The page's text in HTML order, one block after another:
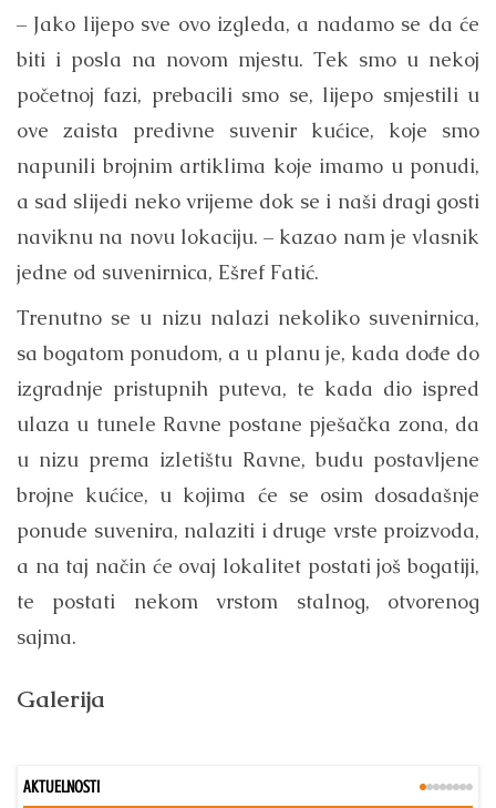
– Jako lijepo sve ovo izgleda, a nadamo se da će
biti i posla na novom mjestu. Tek smo u nekoj
početnoj fazi, prebacili smo se, lijepo smjestili u
ove zaista predivne suvenir kućice, koje smo
napunili brojnim artiklima koje imamo u ponudi,
a sad slijedi neko vrijeme dok se i naši dragi gosti
naviknu na novu lokaciju. – kazao nam je vlasnik
jedne od suvenirnica, Ešref Fatić.
Trenutno se u nizu nalazi nekoliko suvenirnica,
sa bogatom ponudom, a u planu je, kada dođe do
izgradnje pristupnih puteva, te kada dio ispred
ulaza u tunele Ravne postane pješačka zona, da
u nizu prema izletištu Ravne, budu postavljene
brojne kućice, u kojima će se osim dosadašnje
ponude suvenira, nalaziti i druge vrste proizvoda,
a na taj način će ovaj lokalitet postati još bogatiji,
te postati nekom vrstom stalnog, otvorenog
sajma.
Galerija
AKTUELNOSTI